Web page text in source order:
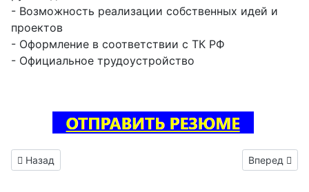
- Возможность реализации собственных идей и
проектов
- Оформление в соответствии с ТК РФ
- Официальное трудоустройство
Предыдущий: Тестировщик ПО вакансия Светлогорск
Назад Следующий:
Вперед